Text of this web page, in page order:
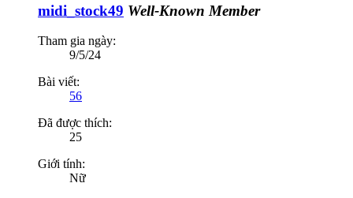
midi_stock49 Well-Known Member
Tham gia ngày:
9/5/24
Bài viết:
56
Đã được thích:
25
Giới tính:
Nữ